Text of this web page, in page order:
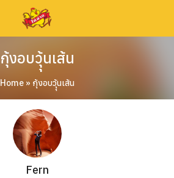
กุ้งอบวุุ้นเส้น
Home » กุ้งอบวุุ้นเส้น
Fern